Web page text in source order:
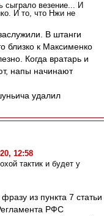
сыграло везение... И
И то, что Нжи не
В штанги
близко к Максименко
Когда вратарь и
напы начинают
удалил
12:58
тактик и будет у
из пункта 7 статьи
РФС